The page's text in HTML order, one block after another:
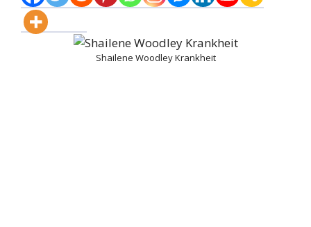
Shailene Woodley Krankheit